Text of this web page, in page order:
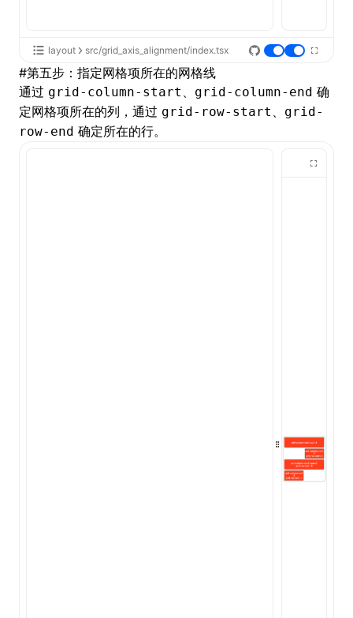
layout src/grid_axis_alignment/index.tsx
#第五步：指定网格项所在的网格线
通过 grid-column-start 、 grid-column-end 确
定网格项所在的列，通过 grid-row-start 、 grid-
row-end 确定所在的行。